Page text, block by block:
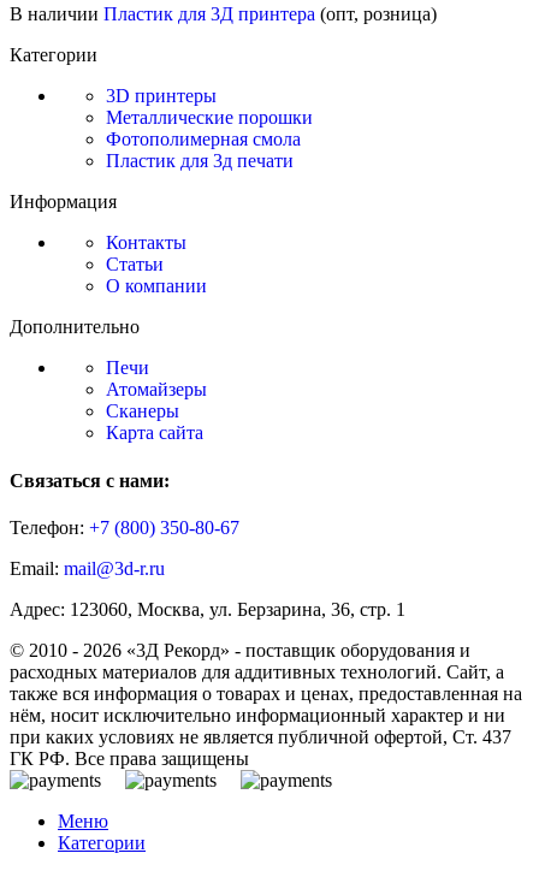
В наличии Пластик для 3Д принтера (опт, розница)
Категории
3D принтеры
Металлические порошки
Фотополимерная смола
Пластик для 3д печати
Информация
Контакты
Статьи
О компании
Дополнительно
Печи
Атомайзеры
Сканеры
Карта сайта
Связаться с нами:
Телефон: +7 (800) 350-80-67
Email: mail@3d-r.ru
Адрес: 123060, Москва, ул. Берзарина, 36, стр. 1
© 2010 - 2026 «3Д Рекорд» - поставщик оборудования и
расходных материалов для аддитивных технологий. Сайт, а
также вся информация о товарах и ценах, предоставленная на
нём, носит исключительно информационный характер и ни
при каких условиях не является публичной офертой, Ст. 437
ГК РФ. Все права защищены
Меню
Категории